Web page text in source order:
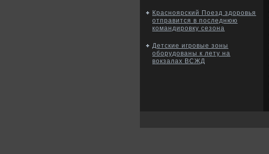
Красноярский Поезд здоровья
отправится в последнюю
командировку сезона
Детские игровые зоны
оборудованы к лету на
вокзалах ВСЖД